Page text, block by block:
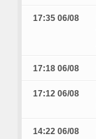
17:35 06/08
17:18 06/08
17:12 06/08
14:22 06/08